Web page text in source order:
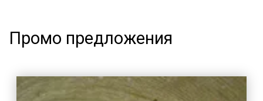
Промо предложения